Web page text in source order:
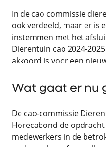
In de cao commissie
ook verdeeld, maar er is
instemmen met het
Dierentuin cao 2024-
akkoord is voor een
Wat gaat er nu
De cao-commissie
Horecabond de
medewerkers in de